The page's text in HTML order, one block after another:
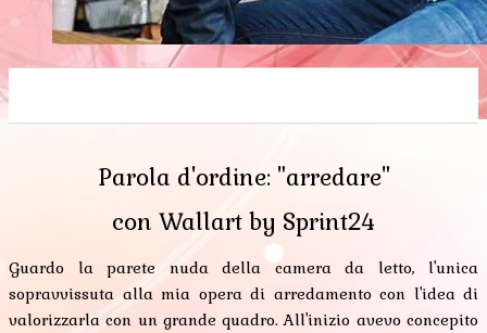
Parola d'ordine: "arredare"
con Wallart by Sprint24
Guardo la parete nuda della camera da letto, l'unica
sopravvissuta alla mia opera di arredamento con l'idea di
valorizzarla con un grande quadro. All'inizio avevo concepito